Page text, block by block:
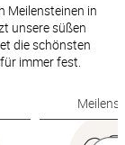
Meilensteinen in
unsere süßen
die schönsten
immer fest.